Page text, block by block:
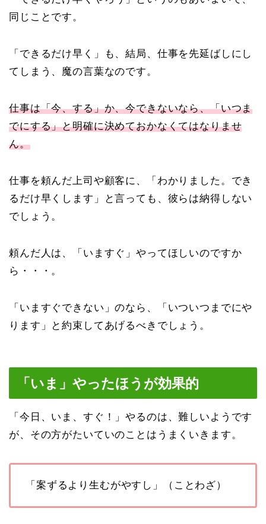
同じことです。
「できるだけ早く」も、結局、仕事を先延ばしにし
てしまう、魔の言葉なのです。
仕事は「今、する」か、今できないなら、「いつま
でにする」と明確に決めておかなくてはなりませ
ん。
仕事を頼んだ上司や顧客に、「わかりました。でき
るだけ早くします」と言っても、彼らは納得しない
でしょう。
頼んだ人は、「いますぐ」やってほしいのですか
ら・・・。
「いますぐできない」のなら、「いついつまでにや
ります」と約束してあげるべきでしょう。
「いま」やったほうが効果的
「今日、いま、すぐ！」やるのは、難しいようです
が、その方がたいていのことはうまくいきます。
「案ずるより生むがやすし」（ことわざ）